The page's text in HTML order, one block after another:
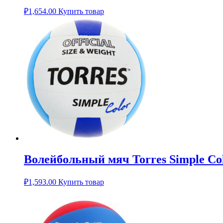
₽1,654.00 Купить товар
Волейбольный мяч Torres Simple
₽1,593.00 Купить товар